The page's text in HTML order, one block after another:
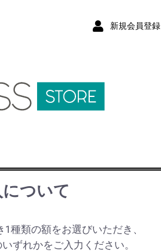
新規会員登録
ついて
種類の額をお選びいただき、
ずれかをご入力ください。